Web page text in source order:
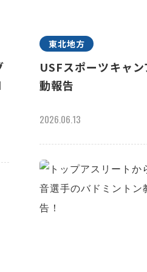
東北地方
USFスポーツキャ
動報告
2026.06.13